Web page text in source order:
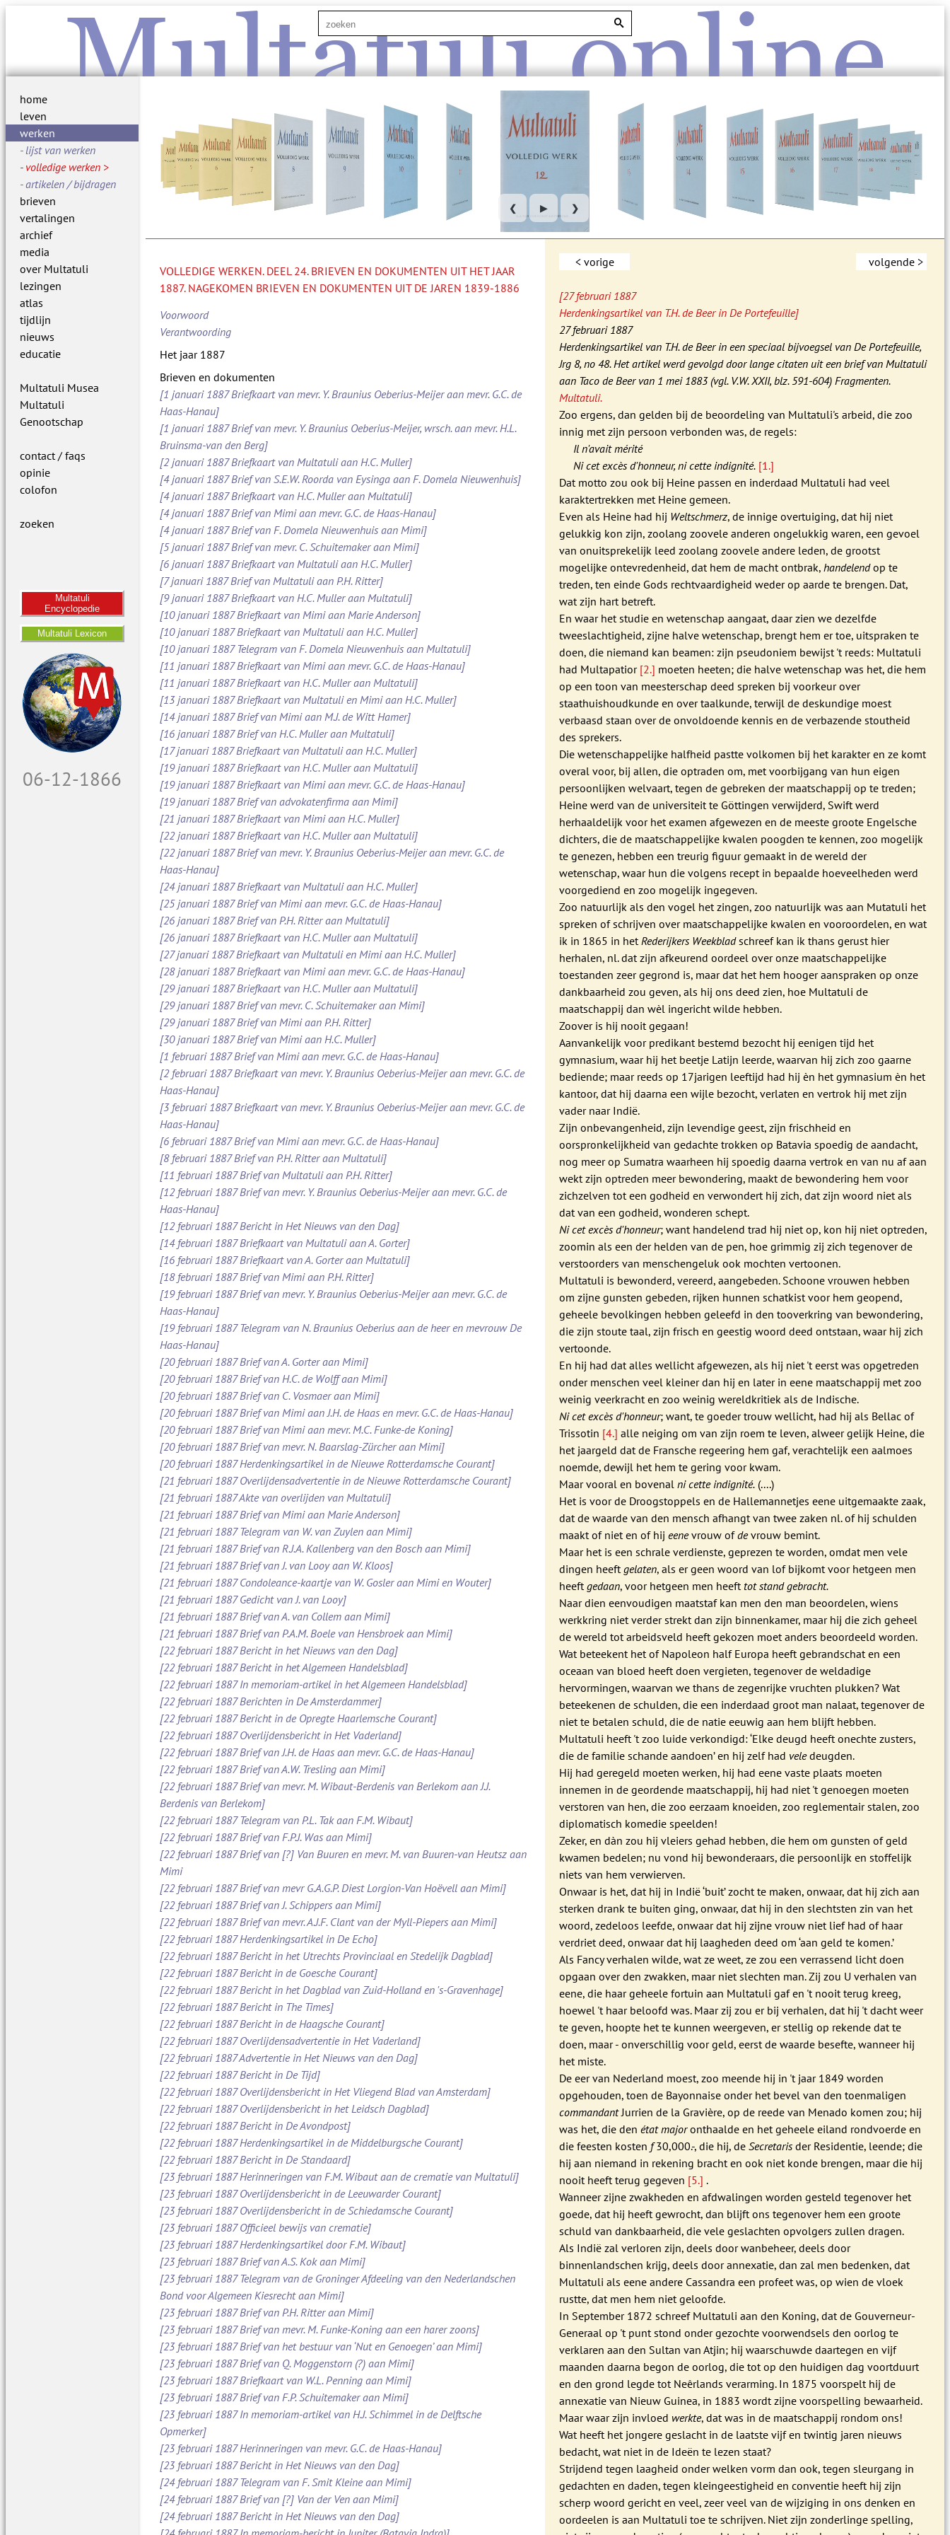
Multatuli.online
home
leven
werken
lijst van werken
volledige werken
artikelen / bijdragen
brieven
vertalingen
archief
media
over Multatuli
lezingen
atlas
tijdlijn
nieuws
educatie
Multatuli Musea
Multatuli
Genootschap
contact / faqs
opinie
colofon
zoeken
Multatuli
Encyclopedie
Multatuli Lexicon
07-12-1866
❮ ▶ ❯
VOLLEDIGE WERKEN. DEEL 24. BRIEVEN EN DOKUMENTEN UIT HET JAAR
1887. NAGEKOMEN BRIEVEN EN DOKUMENTEN UIT DE JAREN 1839-1886
Voorwoord
Verantwoording
Het jaar 1887
Brieven en dokumenten
[1 januari 1887 Briefkaart van mevr. Y. Braunius Oeberius-Meijer aan mevr. G.C. de
Haas-Hanau]
[1 januari 1887 Brief van mevr. Y. Braunius Oeberius-Meijer, wrsch. aan mevr. H.L.
Bruinsma-van den Berg]
[2 januari 1887 Briefkaart van Multatuli aan H.C. Muller]
[4 januari 1887 Brief van S.E.W. Roorda van Eysinga aan F. Domela Nieuwenhuis]
[4 januari 1887 Briefkaart van H.C. Muller aan Multatuli]
[4 januari 1887 Brief van Mimi aan mevr. G.C. de Haas-Hanau]
[4 januari 1887 Brief van F. Domela Nieuwenhuis aan Mimi]
[5 januari 1887 Brief van mevr. C. Schuitemaker aan Mimi]
[6 januari 1887 Briefkaart van Multatuli aan H.C. Muller]
[7 januari 1887 Brief van Multatuli aan P.H. Ritter]
[9 januari 1887 Briefkaart van H.C. Muller aan Multatuli]
[10 januari 1887 Briefkaart van Mimi aan Marie Anderson]
[10 januari 1887 Briefkaart van Multatuli aan H.C. Muller]
[10 januari 1887 Telegram van F. Domela Nieuwenhuis aan Multatuli]
[11 januari 1887 Briefkaart van Mimi aan mevr. G.C. de Haas-Hanau]
[11 januari 1887 Briefkaart van H.C. Muller aan Multatuli]
[13 januari 1887 Briefkaart van Multatuli en Mimi aan H.C. Muller]
[14 januari 1887 Brief van Mimi aan M.J. de Witt Hamer]
[16 januari 1887 Brief van H.C. Muller aan Multatuli]
[17 januari 1887 Briefkaart van Multatuli aan H.C. Muller]
[19 januari 1887 Briefkaart van H.C. Muller aan Multatuli]
[19 januari 1887 Briefkaart van Mimi aan mevr. G.C. de Haas-Hanau]
[19 januari 1887 Brief van advokatenfirma aan Mimi]
[21 januari 1887 Briefkaart van Mimi aan H.C. Muller]
[22 januari 1887 Briefkaart van H.C. Muller aan Multatuli]
[22 januari 1887 Brief van mevr. Y. Braunius Oeberius-Meijer aan mevr. G.C. de
Haas-Hanau]
[24 januari 1887 Briefkaart van Multatuli aan H.C. Muller]
[25 januari 1887 Brief van Mimi aan mevr. G.C. de Haas-Hanau]
[26 januari 1887 Brief van P.H. Ritter aan Multatuli]
[26 januari 1887 Briefkaart van H.C. Muller aan Multatuli]
[27 januari 1887 Briefkaart van Multatuli en Mimi aan H.C. Muller]
[28 januari 1887 Briefkaart van Mimi aan mevr. G.C. de Haas-Hanau]
[29 januari 1887 Briefkaart van H.C. Muller aan Multatuli]
[29 januari 1887 Brief van mevr. C. Schuitemaker aan Mimi]
[29 januari 1887 Brief van Mimi aan P.H. Ritter]
[30 januari 1887 Brief van Mimi aan H.C. Muller]
[1 februari 1887 Brief van Mimi aan mevr. G.C. de Haas-Hanau]
[2 februari 1887 Briefkaart van mevr. Y. Braunius Oeberius-Meijer aan mevr. G.C. de
Haas-Hanau]
[3 februari 1887 Briefkaart van mevr. Y. Braunius Oeberius-Meijer aan mevr. G.C. de
Haas-Hanau]
[6 februari 1887 Brief van Mimi aan mevr. G.C. de Haas-Hanau]
[8 februari 1887 Brief van P.H. Ritter aan Multatuli]
[11 februari 1887 Brief van Multatuli aan P.H. Ritter]
[12 februari 1887 Brief van mevr. Y. Braunius Oeberius-Meijer aan mevr. G.C. de
Haas-Hanau]
[12 februari 1887 Bericht in Het Nieuws van den Dag]
[14 februari 1887 Briefkaart van Multatuli aan A. Gorter]
[16 februari 1887 Briefkaart van A. Gorter aan Multatuli]
[18 februari 1887 Brief van Mimi aan P.H. Ritter]
[19 februari 1887 Brief van mevr. Y. Braunius Oeberius-Meijer aan mevr. G.C. de
Haas-Hanau]
[19 februari 1887 Telegram van N. Braunius Oeberius aan de heer en mevrouw De
Haas-Hanau]
[20 februari 1887 Brief van A. Gorter aan Mimi]
[20 februari 1887 Brief van H.C. de Wolff aan Mimi]
[20 februari 1887 Brief van C. Vosmaer aan Mimi]
[20 februari 1887 Brief van Mimi aan J.H. de Haas en mevr. G.C. de Haas-Hanau]
[20 februari 1887 Brief van Mimi aan mevr. M.C. Funke-de Koning]
[20 februari 1887 Brief van mevr. N. Baarslag-Zürcher aan Mimi]
[20 februari 1887 Herdenkingsartikel in de Nieuwe Rotterdamsche Courant]
[21 februari 1887 Overlijdensadvertentie in de Nieuwe Rotterdamsche Courant]
[21 februari 1887 Akte van overlijden van Multatuli]
[21 februari 1887 Brief van Mimi aan Marie Anderson]
[21 februari 1887 Telegram van W. van Zuylen aan Mimi]
[21 februari 1887 Brief van R.J.A. Kallenberg van den Bosch aan Mimi]
[21 februari 1887 Brief van J. van Looy aan W. Kloos]
[21 februari 1887 Condoleance-kaartje van W. Gosler aan Mimi en Wouter]
[21 februari 1887 Gedicht van J. van Looy]
[21 februari 1887 Brief van A. van Collem aan Mimi]
[21 februari 1887 Brief van P.A.M. Boele van Hensbroek aan Mimi]
[22 februari 1887 Bericht in het Nieuws van den Dag]
[22 februari 1887 Bericht in het Algemeen Handelsblad]
[22 februari 1887 In memoriam-artikel in het Algemeen Handelsblad]
[22 februari 1887 Berichten in De Amsterdammer]
[22 februari 1887 Bericht in de Opregte Haarlemsche Courant]
[22 februari 1887 Overlijdensbericht in Het Vaderland]
[22 februari 1887 Brief van J.H. de Haas aan mevr. G.C. de Haas-Hanau]
[22 februari 1887 Brief van A.W. Tresling aan Mimi]
[22 februari 1887 Brief van mevr. M. Wibaut-Berdenis van Berlekom aan J.J.
Berdenis van Berlekom]
[22 februari 1887 Telegram van P.L. Tak aan F.M. Wibaut]
[22 februari 1887 Brief van F.P.J. Was aan Mimi]
[22 februari 1887 Brief van [?] Van Buuren en mevr. M. van Buuren-van Heutsz aan
Mimi
[22 februari 1887 Brief van mevr G.A.G.P. Diest Lorgion-Van Hoëvell aan Mimi]
[22 februari 1887 Brief van J. Schippers aan Mimi]
[22 februari 1887 Brief van mevr. A.J.F. Clant van der Myll-Piepers aan Mimi]
[22 februari 1887 Herdenkingsartikel in De Echo]
[22 februari 1887 Bericht in het Utrechts Provinciaal en Stedelijk Dagblad]
[22 februari 1887 Bericht in de Goesche Courant]
[22 februari 1887 Bericht in het Dagblad van Zuid-Holland en 's-Gravenhage]
[22 februari 1887 Bericht in The Times]
[22 februari 1887 Bericht in de Haagsche Courant]
[22 februari 1887 Overlijdensadvertentie in Het Vaderland]
[22 februari 1887 Advertentie in Het Nieuws van den Dag]
[22 februari 1887 Bericht in De Tijd]
[22 februari 1887 Overlijdensbericht in Het Vliegend Blad van Amsterdam]
[22 februari 1887 Overlijdensbericht in het Leidsch Dagblad]
[22 februari 1887 Bericht in De Avondpost]
[22 februari 1887 Herdenkingsartikel in de Middelburgsche Courant]
[22 februari 1887 Bericht in De Standaard]
[23 februari 1887 Herinneringen van F.M. Wibaut aan de crematie van Multatuli]
[23 februari 1887 Overlijdensbericht in de Leeuwarder Courant]
[23 februari 1887 Overlijdensbericht in de Schiedamsche Courant]
[23 februari 1887 Officieel bewijs van crematie]
[23 februari 1887 Herdenkingsartikel door F.M. Wibaut]
[23 februari 1887 Brief van A.S. Kok aan Mimi]
[23 februari 1887 Telegram van de Groninger Afdeeling van den Nederlandschen
Bond voor Algemeen Kiesrecht aan Mimi]
[23 februari 1887 Brief van P.H. Ritter aan Mimi]
[23 februari 1887 Brief van mevr. M. Funke-Koning aan een harer zoons]
[23 februari 1887 Brief van het bestuur van ‘Nut en Genoegen’ aan Mimi]
[23 februari 1887 Brief van Q. Moggenstorn (?) aan Mimi]
[23 februari 1887 Briefkaart van W.L. Penning aan Mimi]
[23 februari 1887 Brief van F.P. Schuitemaker aan Mimi]
[23 februari 1887 In memoriam-artikel van H.J. Schimmel in de Delftsche
Opmerker]
[23 februari 1887 Herinneringen van mevr. G.C. de Haas-Hanau]
[23 februari 1887 Bericht in Het Nieuws van den Dag]
[24 februari 1887 Telegram van F. Smit Kleine aan Mimi]
[24 februari 1887 Brief van [?] Van der Ven aan Mimi]
[24 februari 1887 Bericht in Het Nieuws van den Dag]
< vorige volgende >
[27 februari 1887
Herdenkingsartikel van T.H. de Beer in De Portefeuille]
27 februari 1887
Herdenkingsartikel van T.H. de Beer in een speciaal bijvoegsel van De Portefeuille,
Jrg 8, no 48. Het artikel werd gevolgd door lange citaten uit een brief van Multatuli
aan Taco de Beer van 1 mei 1883 (vgl. V.W. XXII, blz. 591-604) Fragmenten.
Multatuli.
Zoo ergens, dan gelden bij de beoordeling van Multatuli's arbeid, die zoo
innig met zijn persoon verbonden was, de regels:
Il n'avait mérité
Ni cet excès d'honneur, ni cette indignité. [1.]
Dat motto zou ook bij Heine passen en inderdaad Multatuli had veel
karaktertrekken met Heine gemeen.
Even als Heine had hij Weltschmerz, de innige overtuiging, dat hij niet
gelukkig kon zijn, zoolang zoovele anderen ongelukkig waren, een gevoel
van onuitsprekelijk leed zoolang zoovele andere leden, de grootst
mogelijke ontevredenheid, dat hem de macht ontbrak,handelendop te
treden, ten einde Gods rechtvaardigheid weder op aarde te brengen. Dat,
wat zijn hart betreft.
En waar het studie en wetenschap aangaat, daar zien we dezelfde
tweeslachtigheid, zijne halve wetenschap, brengt hem er toe, uitspraken te
doen, die niemand kan beamen: zijn pseudoniem bewijst 't reeds: Multatuli
had Multapatior[2.] moeten heeten; die halve wetenschap was het, die hem
op een toon van meesterschap deed spreken bij voorkeur over
staathuishoudkunde en over taalkunde, terwijl de deskundige moest
verbaasd staan over de onvoldoende kennis en de verbazende stoutheid
des sprekers.
Die wetenschappelijke halfheid pastte volkomen bij het karakter en ze komt
overal voor, bij allen, die optraden om, met voorbijgang van hun eigen
persoonlijken welvaart, tegen de gebreken der maatschappij op te treden;
Heine werd van de universiteit te Göttingen verwijderd, Swift werd
herhaaldelijk voor het examen afgewezen en de meeste groote Engelsche
dichters, die de maatschappelijke kwalen poogden te kennen, zoo mogelijk
te genezen, hebben een treurig figuur gemaakt in de wereld der
wetenschap, waar hun die volgens recept in bepaalde hoeveelheden werd
voorgediend en zoo mogelijk ingegeven.
Zoo natuurlijk als den vogel het zingen, zoo natuurlijk was aan Mutatuli het
spreken of schrijven over maatschappelijke kwalen en vooroordelen, en wat
ik in 1865 in hetRederijkers Weekbladschreef kan ik thans gerust hier
herhalen, nl. dat zijn afkeurend oordeel over onze maatschappelijke
toestanden zeer gegrond is, maar dat het hem hooger aanspraken op onze
dankbaarheid zou geven, als hij ons deed zien, hoe Multatuli de
maatschappij dan wèl ingericht wilde hebben.
Zoover is hij nooit gegaan!
Aanvankelijk voor predikant bestemd bezocht hij eenigen tijd het
gymnasium, waar hij het beetje Latijn leerde, waarvan hij zich zoo gaarne
bediende; maar reeds op 17jarigen leeftijd had hij èn het gymnasium èn het
kantoor, dat hij daarna een wijle bezocht, verlaten en vertrok hij met zijn
vader naar Indië.
Zijn onbevangenheid, zijn levendige geest, zijn frischheid en
oorspronkelijkheid van gedachte trokken op Batavia spoedig de aandacht,
nog meer op Sumatra waarheen hij spoedig daarna vertrok en van nu af aan
wekt zijn optreden meer bewondering, maakt de bewondering hem voor
zichzelven tot een godheid en verwondert hij zich, dat zijn woord niet als
dat van een godheid, wonderen schept.
Ni cet excès d'honneur; want handelend trad hij niet op, kon hij niet optreden,
zoomin als een der helden van de pen, hoe grimmig zij zich tegenover de
verstoorders van menschengeluk ook mochten vertoonen.
Multatuli is bewonderd, vereerd, aangebeden. Schoone vrouwen hebben
om zijne gunsten gebeden, rijken hunnen schatkist voor hem geopend,
geheele bevolkingen hebben geleefd in den tooverkring van bewondering,
die zijn stoute taal, zijn frisch en geestig woord deed ontstaan, waar hij zich
vertoonde.
En hij had dat alles wellicht afgewezen, als hij niet 't eerst was opgetreden
onder menschen veel kleiner dan hij en later in eene maatschappij met zoo
weinig veerkracht en zoo weinig wereldkritiek als de Indische.
Ni cet excès d'honneur; want, te goeder trouw wellicht, had hij als Bellac of
Trissotin [4.]alle neiging om van zijn roem te leven, alweer gelijk Heine, die
het jaargeld dat de Fransche regeering hem gaf, verachtelijk een aalmoes
noemde, dewijl het hem te gering voor kwam.
Maar vooral en bovenalni cette indignité. (....)
Het is voor de Droogstoppels en de Hallemannetjes eene uitgemaakte zaak,
dat de waarde van den mensch afhangt van twee zaken nl. of hij schulden
maakt of niet en of hijeenevrouw ofdevrouw bemint.
Maar het is een schrale verdienste, geprezen te worden, omdat men vele
dingen heeftgelaten, als er geen woord van lof bijkomt voor hetgeen men
heeftgedaan, voor hetgeen men heeft tot stand gebracht.
Naar dien eenvoudigen maatstaf kan men den man beoordelen, wiens
werkkring niet verder strekt dan zijn binnenkamer, maar hij die zich geheel
de wereld tot arbeidsveld heeft gekozen moet anders beoordeeld worden.
Wat beteekent het of Napoleon half Europa heeft gebrandschat en een
oceaan van bloed heeft doen vergieten, tegenover de weldadige
hervormingen, waarvan we thans de zegenrijke vruchten plukken? Wat
beteekenen de schulden, die een inderdaad groot man nalaat, tegenover de
niet te betalen schuld, die de natie eeuwig aan hem blijft hebben.
Multatuli heeft 't zoo luide verkondigd: ‘Elke deugd heeft onechte zusters,
die de familie schande aandoen’ en hij zelf had veledeugden.
Hij had geregeld moeten werken, hij had eene vaste plaats moeten
innemen in de geordende maatschappij, hij had niet 't genoegen moeten
verstoren van hen, die zoo eerzaam knoeiden, zoo reglementair stalen, zoo
diplomatisch komedie speelden!
Zeker, en dàn zou hij vleiers gehad hebben, die hem om gunsten of geld
kwamen bedelen; nu vond hij bewonderaars, die persoonlijk en stoffelijk
niets van hem verwierven.
Onwaar is het, dat hij in Indië ‘buit’ zocht te maken, onwaar, dat hij zich aan
sterken drank te buiten ging, onwaar, dat hij in den slechtsten zin van het
woord, zedeloos leefde, onwaar dat hij zijne vrouw niet lief had of haar
verdriet deed, onwaar dat hij laagheden deed om ‘aan geld te komen.’
Als Fancy verhalen wilde, wat ze weet, ze zou een verrassend licht doen
opgaan over den zwakken, maar niet slechten man. Zij zou U verhalen van
eene, die haar geheele fortuin aan Multatuli gaf en 't nooit terug kreeg,
hoewel 't haar beloofd was. Maar zij zou er bij verhalen, dat hij 't dacht weer
te geven, hoopte het te kunnen weergeven, er stellig op rekende dat te
doen, maar - onverschillig voor geld, eerst de waarde besefte, wanneer hij
het miste.
De eer van Nederland moest, zoo meende hij in 't jaar 1849 worden
opgehouden, toen de Bayonnaise onder het bevel van den toenmaligen
commandantJurrien de la Gravière, op de reede van Menado komen zou; hij
was het, die denétat majoronthaalde en het geheele eiland rondvoerde en
die feesten kosten f30,000.-, die hij, deSecretaris der Residentie, leende; die
hij aan niemand in rekening bracht en ook niet konde brengen, maar die hij
nooit heeft terug gegeven [5.] .
Wanneer zijne zwakheden en afdwalingen worden gesteld tegenover het
goede, dat hij heeft gewrocht, dan blijft ons tegenover hem een groote
schuld van dankbaarheid, die vele geslachten opvolgers zullen dragen.
Als Indië zal verloren zijn, deels door wanbeheer, deels door
binnenlandschen krijg, deels door annexatie, dan zal men bedenken, dat
Multatuli als eene andere Cassandra een profeet was, op wien de vloek
rustte, dat men hem niet geloofde.
In September 1872 schreef Multatuli aan den Koning, dat de Gouverneur-
Generaal op 't punt stond onder gezochte voorwendsels den oorlog te
verklaren aan den Sultan van Atjin; hij waarschuwde daartegen en vijf
maanden daarna begon de oorlog, die tot op den huidigen dag voortduurt
en den grond legde tot Neêrlands verarming. In 1875 voorspelt hij de
annexatie van Nieuw Guinea, in 1883 wordt zijne voorspelling bewaarheid.
Maar waar zijn invloed werkte, dat was in de maatschappij rondom ons!
Wat heeft het jongere geslacht in de laatste vijf en twintig jaren nieuws
bedacht, wat niet in de Ideën te lezen staat?
Strijdend tegen laagheid onder welken vorm dan ook, tegen sleurgang in
gedachten en daden, tegen kleingeestigheid en conventie heeft hij zijn
scherp woord gericht en veel, zeer veel van de wijziging in ons denken en
oordeelen is aan Multatuli toe te schrijven. Niet zijn zonderlinge spelling,